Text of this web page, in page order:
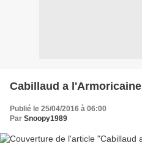
Cabillaud a l'Armoricaine
Publié le 25/04/2016 à 06:00
Par Snoopy1989